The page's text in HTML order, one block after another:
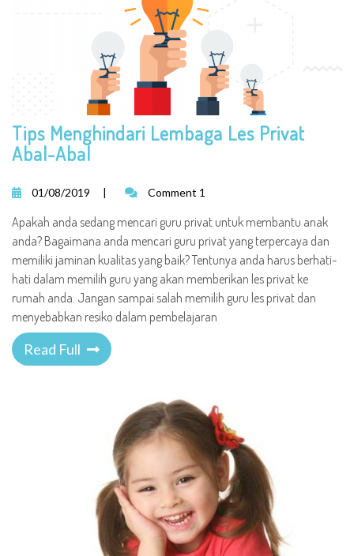
Tips Menghindari Lembaga Les Privat
Abal-Abal
01/08/2019 | Comment 1
Apakah anda sedang mencari guru privat untuk membantu anak
anda? Bagaimana anda mencari guru privat yang terpercaya dan
memiliki jaminan kualitas yang baik? Tentunya anda harus berhati-
hati dalam memilih guru yang akan memberikan les privat ke
rumah anda. Jangan sampai salah memilih guru les privat dan
menyebabkan resiko dalam pembelajaran
Read Full